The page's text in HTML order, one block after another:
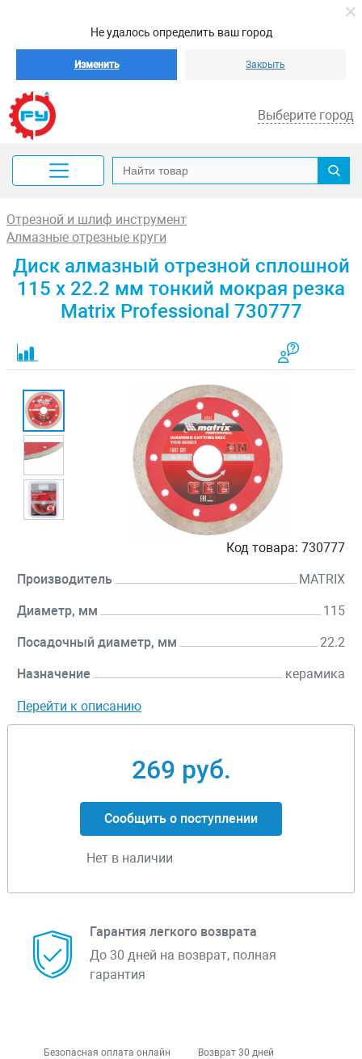
Не удалось определить ваш город
Изменить Закрыть
Выберите город
Отрезной и шлиф инструмент
Алмазные отрезные круги
Диск алмазный отрезной сплошной
115 х 22.2 мм тонкий мокрая резка
Matrix Professional 730777
Код товара: 730777
Производитель MATRIX
Диаметр, мм 115
Посадочный диаметр, мм 22.2
Назначение керамика
Перейти к описанию
269 руб.
Сообщить о поступлении
Нет в наличии
Гарантия легкого возврата
До 30 дней на возврат, полная
гарантия
Безопасная оплата онлайн Возврат 30 дней